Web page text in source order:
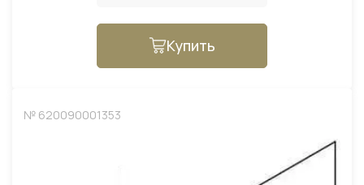
Купить
№ 620090001353